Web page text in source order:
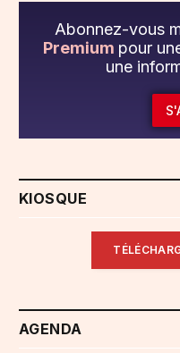
Abonnez-vous
Premium pour
une
KIOSQUE
AGENDA